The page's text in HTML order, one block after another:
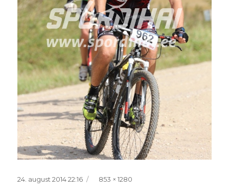
Postitatud
24. august 2014 22:16 Täissuurus
853 × 1280